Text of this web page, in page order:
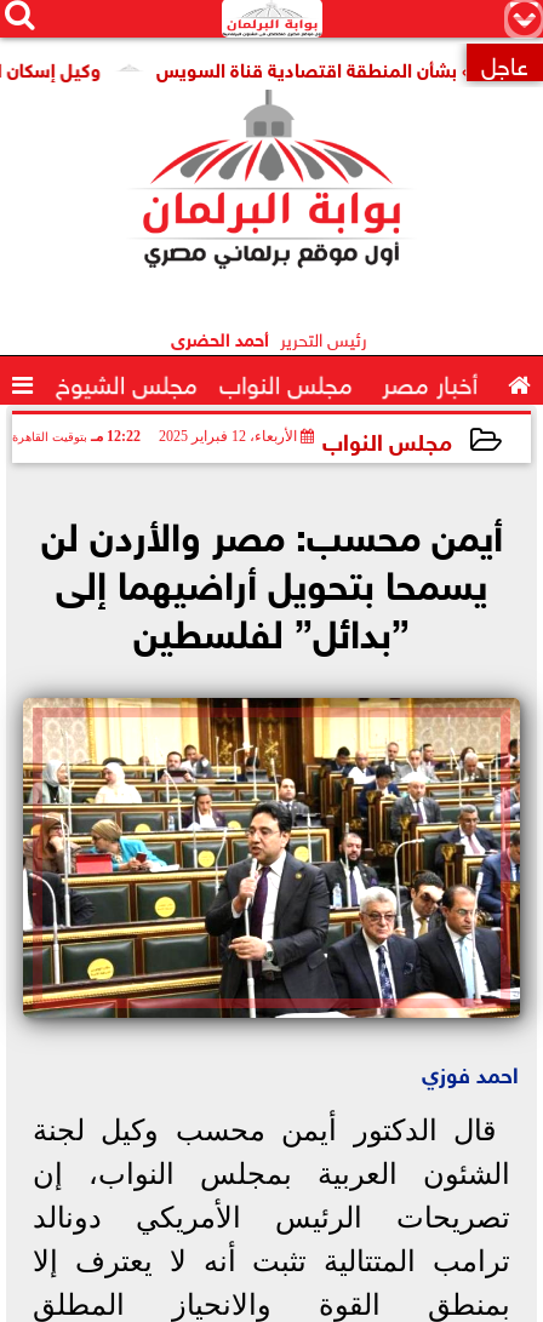
×


 عاجل وكيل إسكان بشأن المنطقة اقتصادية قناة السويس
رئيس التحرير أحمد الحضرى
 أخبار مصر مجلس النواب مجلس الشيوخ 
مجلس النواب الأربعاء، 12 فبراير 2025 12:22 مـ بتوقيت القاهرة
أيمن محسب: مصر والأردن لن
يسمحا بتحويل أراضيهما إلى
”بدائل” لفلسطين
احمد فوزي
قال الدكتور أيمن محسب وكيل لجنة
الشئون العربية بمجلس النواب، إن
تصريحات الرئيس الأمريكي دونالد
ترامب المتتالية تثبت أنه لا يعترف إلا
بمنطق القوة والانحياز المطلق